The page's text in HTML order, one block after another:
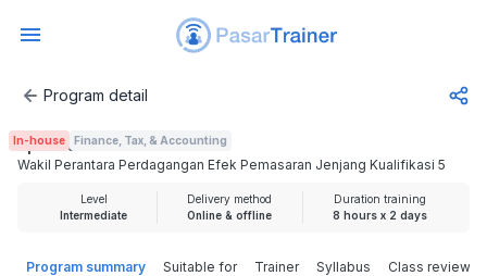
Wakil Perantara Perdagangan Efek Pemasaran Jenjang
Program detail
Program summary Suitable for Trainer Syllabus Class review
In-house Finance, Tax, & Accounting
Wakil Perantara Perdagangan Efek Pemasaran Jenjang Kualifikasi 5
Rp 5.000.000
Level
Intermediate
Delivery method
Online & offline
Duration training
8 hours x 2 days